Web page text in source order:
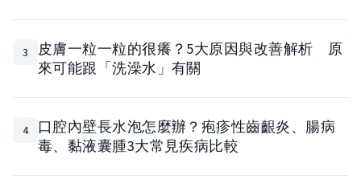
3
皮膚一粒一粒的很癢？5大原因與改善解析 原
來可能跟「洗澡水」有關
4
口腔內壁長水泡怎麼辦？疱疹性齒齦炎、腸病
毒、黏液囊腫3大常見疾病比較